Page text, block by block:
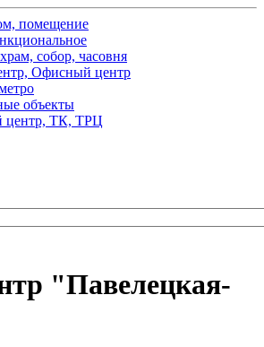
помещение
собор, часовня
Офисный центр
объекты
центр, ТК, ТРЦ
"Павелецкая-